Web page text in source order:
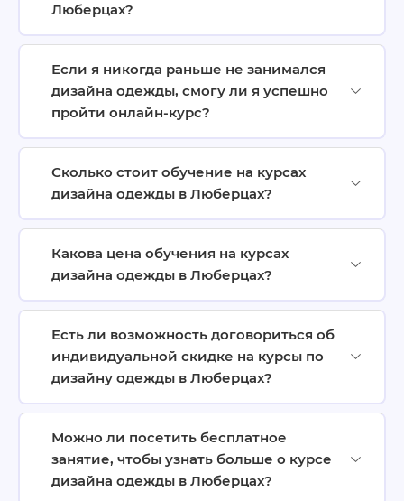
Люберцах?
Если я никогда раньше не занимался
дизайна одежды, смогу ли я успешно
пройти онлайн-курс?
Сколько стоит обучение на курсах
дизайна одежды в Люберцах?
Какова цена обучения на курсах
дизайна одежды в Люберцах?
Есть ли возможность договориться об
индивидуальной скидке на курсы по
дизайну одежды в Люберцах?
Можно ли посетить бесплатное
занятие, чтобы узнать больше о курсе
дизайна одежды в Люберцах?